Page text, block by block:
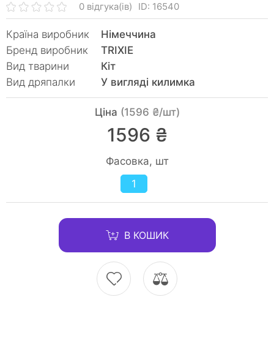
0 відгука(ів) ID: 16540
Країна виробник
Німеччина
Бренд виробник
TRIXIE
Вид тварини
Кiт
Вид дряпалки
У вигляді килимка
Ціна (1596 ₴/шт)
1596 ₴
Фасовка, шт
1
В КОШИК